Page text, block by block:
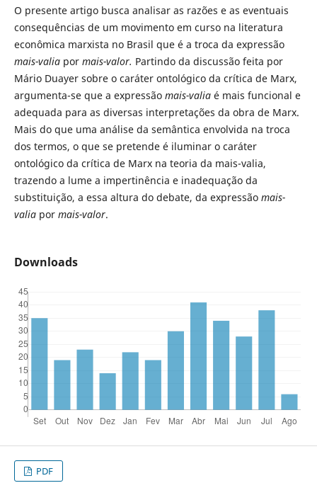
O presente artigo busca analisar as razões e as eventuais
consequências de um movimento em curso na literatura
econômica marxista no Brasil que é a troca da expressão
mais-valiapor mais-valor. Partindo da discussão feita por
Mário Duayer sobre o caráter ontológico da crítica de Marx,
argumenta-se que a expressão mais-valiaé mais funcional e
adequada para as diversas interpretações da obra de Marx.
Mais do que uma análise da semântica envolvida na troca
dos termos, o que se pretende é iluminar o caráter
ontológico da crítica de Marx na teoria da mais-valia,
trazendo a lume a impertinência e inadequação da
substituição, a essa altura do debate, da expressão mais-
valiapor mais-valor.
Downloads
PDF